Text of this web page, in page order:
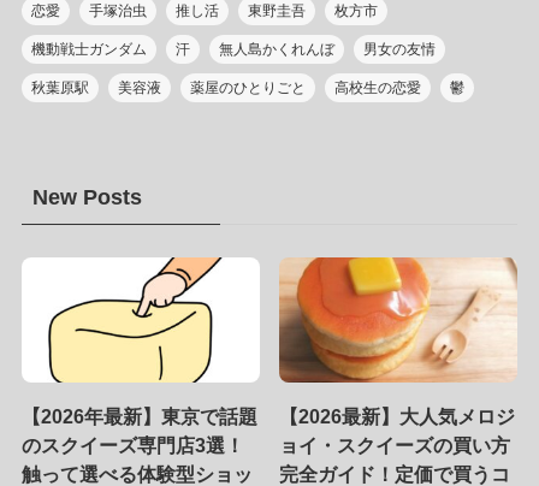
恋愛 手塚治虫 推し活 東野圭吾 枚方市
機動戦士ガンダム 汗 無人島かくれんぼ 男女の友情
秋葉原駅 美容液 薬屋のひとりごと 高校生の恋愛 鬱
New Posts
【2026年最新】東京で話題
のスクイーズ専門店3選！
触って選べる体験型ショッ
【2026最新】大人気メロジ
ョイ・スクイーズの買い方
完全ガイド！定価で買うコ